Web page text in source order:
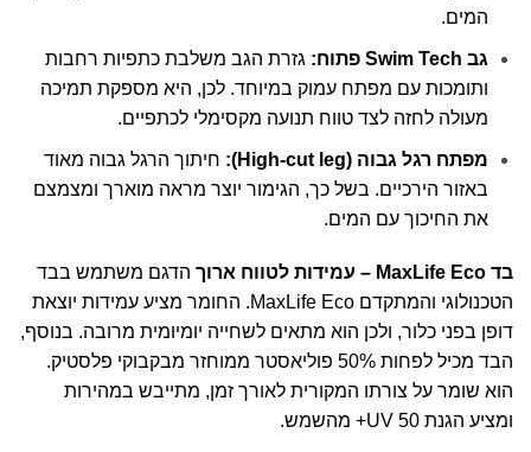
המים.
גב Swim Tech פתוח:
גזרת הגב משלבת כתפיות רחבות
ותומכות עם מפתח עמוק במיוחד. לכן, היא מספקת תמיכה
מעולה לחזה לצד טווח תנועה מקסימלי לכתפיים.
מפתח רגל גבוה (High-cut leg):
חיתוך הרגל גבוה מאוד
באזור הירכיים. בשל כך, הגימור יוצר מראה מוארך ומצמצם
את החיכוך עם המים.
בד MaxLife Eco – עמידות לטווח ארוך
הדגם משתמש בבד
הטכנולוגי והמתקדם MaxLife Eco. החומר מציע עמידות יוצאת
דופן בפני כלור, ולכן הוא מתאים לשחייה יומיומית מרובה. בנוסף,
הבד מכיל לפחות 50% פוליאסטר ממוחזר מבקבוקי פלסטיק.
הוא שומר על צורתו המקורית לאורך זמן, מתייבש במהירות
ומציע הגנת UV 50+ מהשמש.